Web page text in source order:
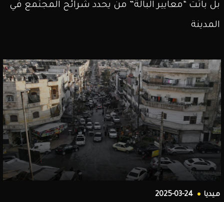
بل باتت “معايير البالة” من يحدد شرائح المجتمع في
المدينة
ميديا 2025-03-24